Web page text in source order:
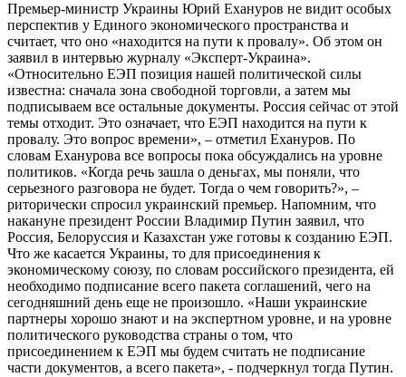
Премьер-министр Украины Юрий Ехануров не видит особых
перспектив у Единого экономического пространства и
считает, что оно «находится на пути к провалу». Об этом он
заявил в интервью журналу «Эксперт-Украина».
«Относительно ЕЭП позиция нашей политической силы
известна: сначала зона свободной торговли, а затем мы
подписываем все остальные документы. Россия сейчас от этой
темы отходит. Это означает, что ЕЭП находится на пути к
провалу. Это вопрос времени», – отметил Ехануров. По
словам Еханурова все вопросы пока обсуждались на уровне
политиков. «Когда речь зашла о деньгах, мы поняли, что
серьезного разговора не будет. Тогда о чем говорить?», –
риторически спросил украинский премьер. Напомним, что
накануне президент России Владимир Путин заявил, что
Россия, Белоруссия и Казахстан уже готовы к созданию ЕЭП.
Что же касается Украины, то для присоединения к
экономическому союзу, по словам российского президента, ей
необходимо подписание всего пакета соглашений, чего на
сегодняшний день еще не произошло. «Наши украинские
партнеры хорошо знают и на экспертном уровне, и на уровне
политического руководства страны о том, что
присоединением к ЕЭП мы будем считать не подписание
части документов, а всего пакета», - подчеркнул тогда Путин.